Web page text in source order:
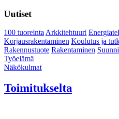
Uutiset
100 tuoreintaArkkitehtuuri
Korjausrakentaminen Koulutus ja
Rakennustuote Rakentaminen
Työelämä
Näkökulmat
Toimitukselta